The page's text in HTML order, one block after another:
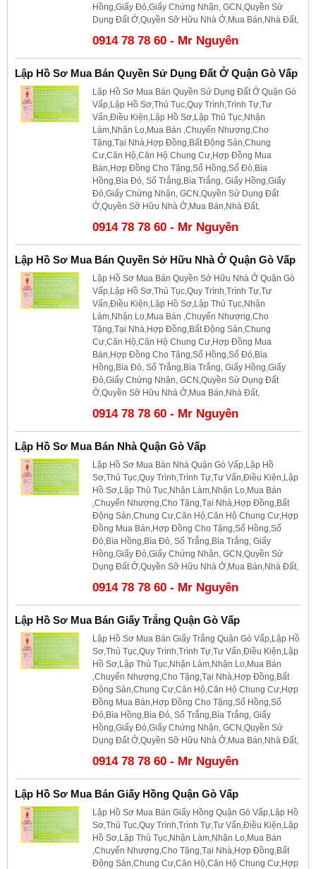
Hồng,Giấy Đỏ,Giấy Chứng Nhận, GCN,Quyền Sử
Dụng Đất Ở,Quyền Sỡ Hữu Nhà Ở,Mua Bán,Nhà Đất,
0914 78 78 60 - Mr Nguyên
Lập Hồ Sơ Mua Bán Quyền Sử Dụng Đất Ở Quận Gò Vấp
Lập Hồ Sơ Mua Bán Quyền Sử Dụng Đất Ở Quận Gò
Vấp,Lập Hồ Sơ,Thủ Tục,Quy Trình,Trình Tự,Tư
Vấn,Điều Kiện,Lập Hồ Sơ,Lập Thủ Tục,Nhận
Làm,Nhận Lo,Mua Bán ,Chuyển Nhượng,Cho
Tặng,Tại Nhà,Hợp Đồng,Bất Động Sản,Chung
Cư,Căn Hộ,Căn Hộ Chung Cư,Hợp Đồng Mua
Bán,Hợp Đồng Cho Tặng,Sổ Hồng,Sổ Đỏ,Bìa
Hồng,Bìa Đỏ, Sổ Trắng,Bìa Trắng, Giấy Hồng,Giấy
Đỏ,Giấy Chứng Nhận, GCN,Quyền Sử Dụng Đất
Ở,Quyền Sỡ Hữu Nhà Ở,Mua Bán,Nhà Đất,
0914 78 78 60 - Mr Nguyên
Lập Hồ Sơ Mua Bán Quyền Sở Hữu Nhà Ở Quận Gò Vấp
Lập Hồ Sơ Mua Bán Quyền Sở Hữu Nhà Ở Quận Gò
Vấp,Lập Hồ Sơ,Thủ Tục,Quy Trình,Trình Tự,Tư
Vấn,Điều Kiện,Lập Hồ Sơ,Lập Thủ Tục,Nhận
Làm,Nhận Lo,Mua Bán ,Chuyển Nhượng,Cho
Tặng,Tại Nhà,Hợp Đồng,Bất Động Sản,Chung
Cư,Căn Hộ,Căn Hộ Chung Cư,Hợp Đồng Mua
Bán,Hợp Đồng Cho Tặng,Sổ Hồng,Sổ Đỏ,Bìa
Hồng,Bìa Đỏ, Sổ Trắng,Bìa Trắng, Giấy Hồng,Giấy
Đỏ,Giấy Chứng Nhận, GCN,Quyền Sử Dụng Đất
Ở,Quyền Sỡ Hữu Nhà Ở,Mua Bán,Nhà Đất,
0914 78 78 60 - Mr Nguyên
Lập Hồ Sơ Mua Bán Nhà Quận Gò Vấp
Lập Hồ Sơ Mua Bán Nhà Quận Gò Vấp,Lập Hồ
Sơ,Thủ Tục,Quy Trình,Trình Tự,Tư Vấn,Điều Kiện,Lập
Hồ Sơ,Lập Thủ Tục,Nhận Làm,Nhận Lo,Mua Bán
,Chuyển Nhượng,Cho Tặng,Tại Nhà,Hợp Đồng,Bất
Động Sản,Chung Cư,Căn Hộ,Căn Hộ Chung Cư,Hợp
Đồng Mua Bán,Hợp Đồng Cho Tặng,Sổ Hồng,Sổ
Đỏ,Bìa Hồng,Bìa Đỏ, Sổ Trắng,Bìa Trắng, Giấy
Hồng,Giấy Đỏ,Giấy Chứng Nhận, GCN,Quyền Sử
Dụng Đất Ở,Quyền Sỡ Hữu Nhà Ở,Mua Bán,Nhà Đất,
0914 78 78 60 - Mr Nguyên
Lập Hồ Sơ Mua Bán Giấy Trắng Quận Gò Vấp
Lập Hồ Sơ Mua Bán Giấy Trắng Quận Gò Vấp,Lập Hồ
Sơ,Thủ Tục,Quy Trình,Trình Tự,Tư Vấn,Điều Kiện,Lập
Hồ Sơ,Lập Thủ Tục,Nhận Làm,Nhận Lo,Mua Bán
,Chuyển Nhượng,Cho Tặng,Tại Nhà,Hợp Đồng,Bất
Động Sản,Chung Cư,Căn Hộ,Căn Hộ Chung Cư,Hợp
Đồng Mua Bán,Hợp Đồng Cho Tặng,Sổ Hồng,Sổ
Đỏ,Bìa Hồng,Bìa Đỏ, Sổ Trắng,Bìa Trắng, Giấy
Hồng,Giấy Đỏ,Giấy Chứng Nhận, GCN,Quyền Sử
Dụng Đất Ở,Quyền Sỡ Hữu Nhà Ở,Mua Bán,Nhà Đất,
0914 78 78 60 - Mr Nguyên
Lập Hồ Sơ Mua Bán Giấy Hồng Quận Gò Vấp
Lập Hồ Sơ Mua Bán Giấy Hồng Quận Gò Vấp,Lập Hồ
Sơ,Thủ Tục,Quy Trình,Trình Tự,Tư Vấn,Điều Kiện,Lập
Hồ Sơ,Lập Thủ Tục,Nhận Làm,Nhận Lo,Mua Bán
,Chuyển Nhượng,Cho Tặng,Tại Nhà,Hợp Đồng,Bất
Động Sản,Chung Cư,Căn Hộ,Căn Hộ Chung Cư,Hợp